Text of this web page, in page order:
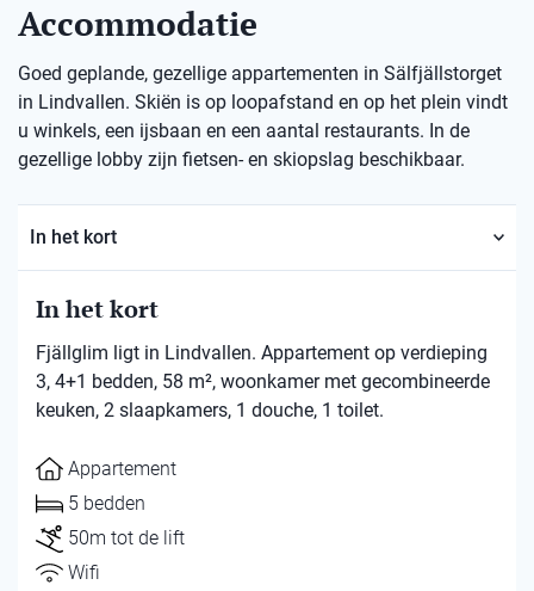
Accommodatie
Goed geplande, gezellige appartementen in Sälfjällstorget
in Lindvallen. Skiën is op loopafstand en op het plein vindt
u winkels, een ijsbaan en een aantal restaurants. In de
gezellige lobby zijn fietsen- en skiopslag beschikbaar.
In het kort
In het kort
Fjällglim ligt in Lindvallen. Appartement op verdieping
3, 4+1 bedden, 58 m², woonkamer met gecombineerde
keuken, 2 slaapkamers, 1 douche, 1 toilet.
Appartement
5 bedden
50m tot de lift
Wifi